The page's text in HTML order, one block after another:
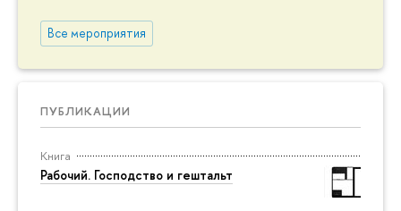
Все мероприятия
ПУБЛИКАЦИИ
Книга
Рабочий. Господство и гештальт